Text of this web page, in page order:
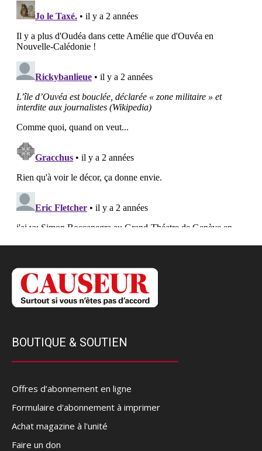
BOUTIQUE & SOUTIEN
Offres d’abonnement en ligne
Formulaire d'abonnement à imprimer
Achat magazine à l'unité
Faire un don